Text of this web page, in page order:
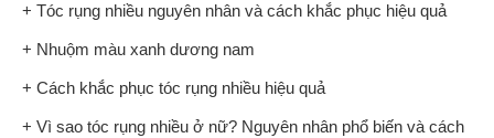
+ Tóc rụng nhiều nguyên nhân và cách khắc phục hiệu quả
+ Nhuộm màu xanh dương nam
+ Cách khắc phục tóc rụng nhiều hiệu quả
+ Vì sao tóc rụng nhiều ở nữ? Nguyên nhân phổ biến và cách